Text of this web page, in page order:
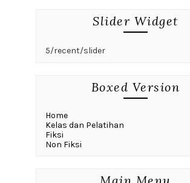
Slider Widget
5/recent/slider
Boxed Version
Home
Kelas dan Pelatihan
Fiksi
Non Fiksi